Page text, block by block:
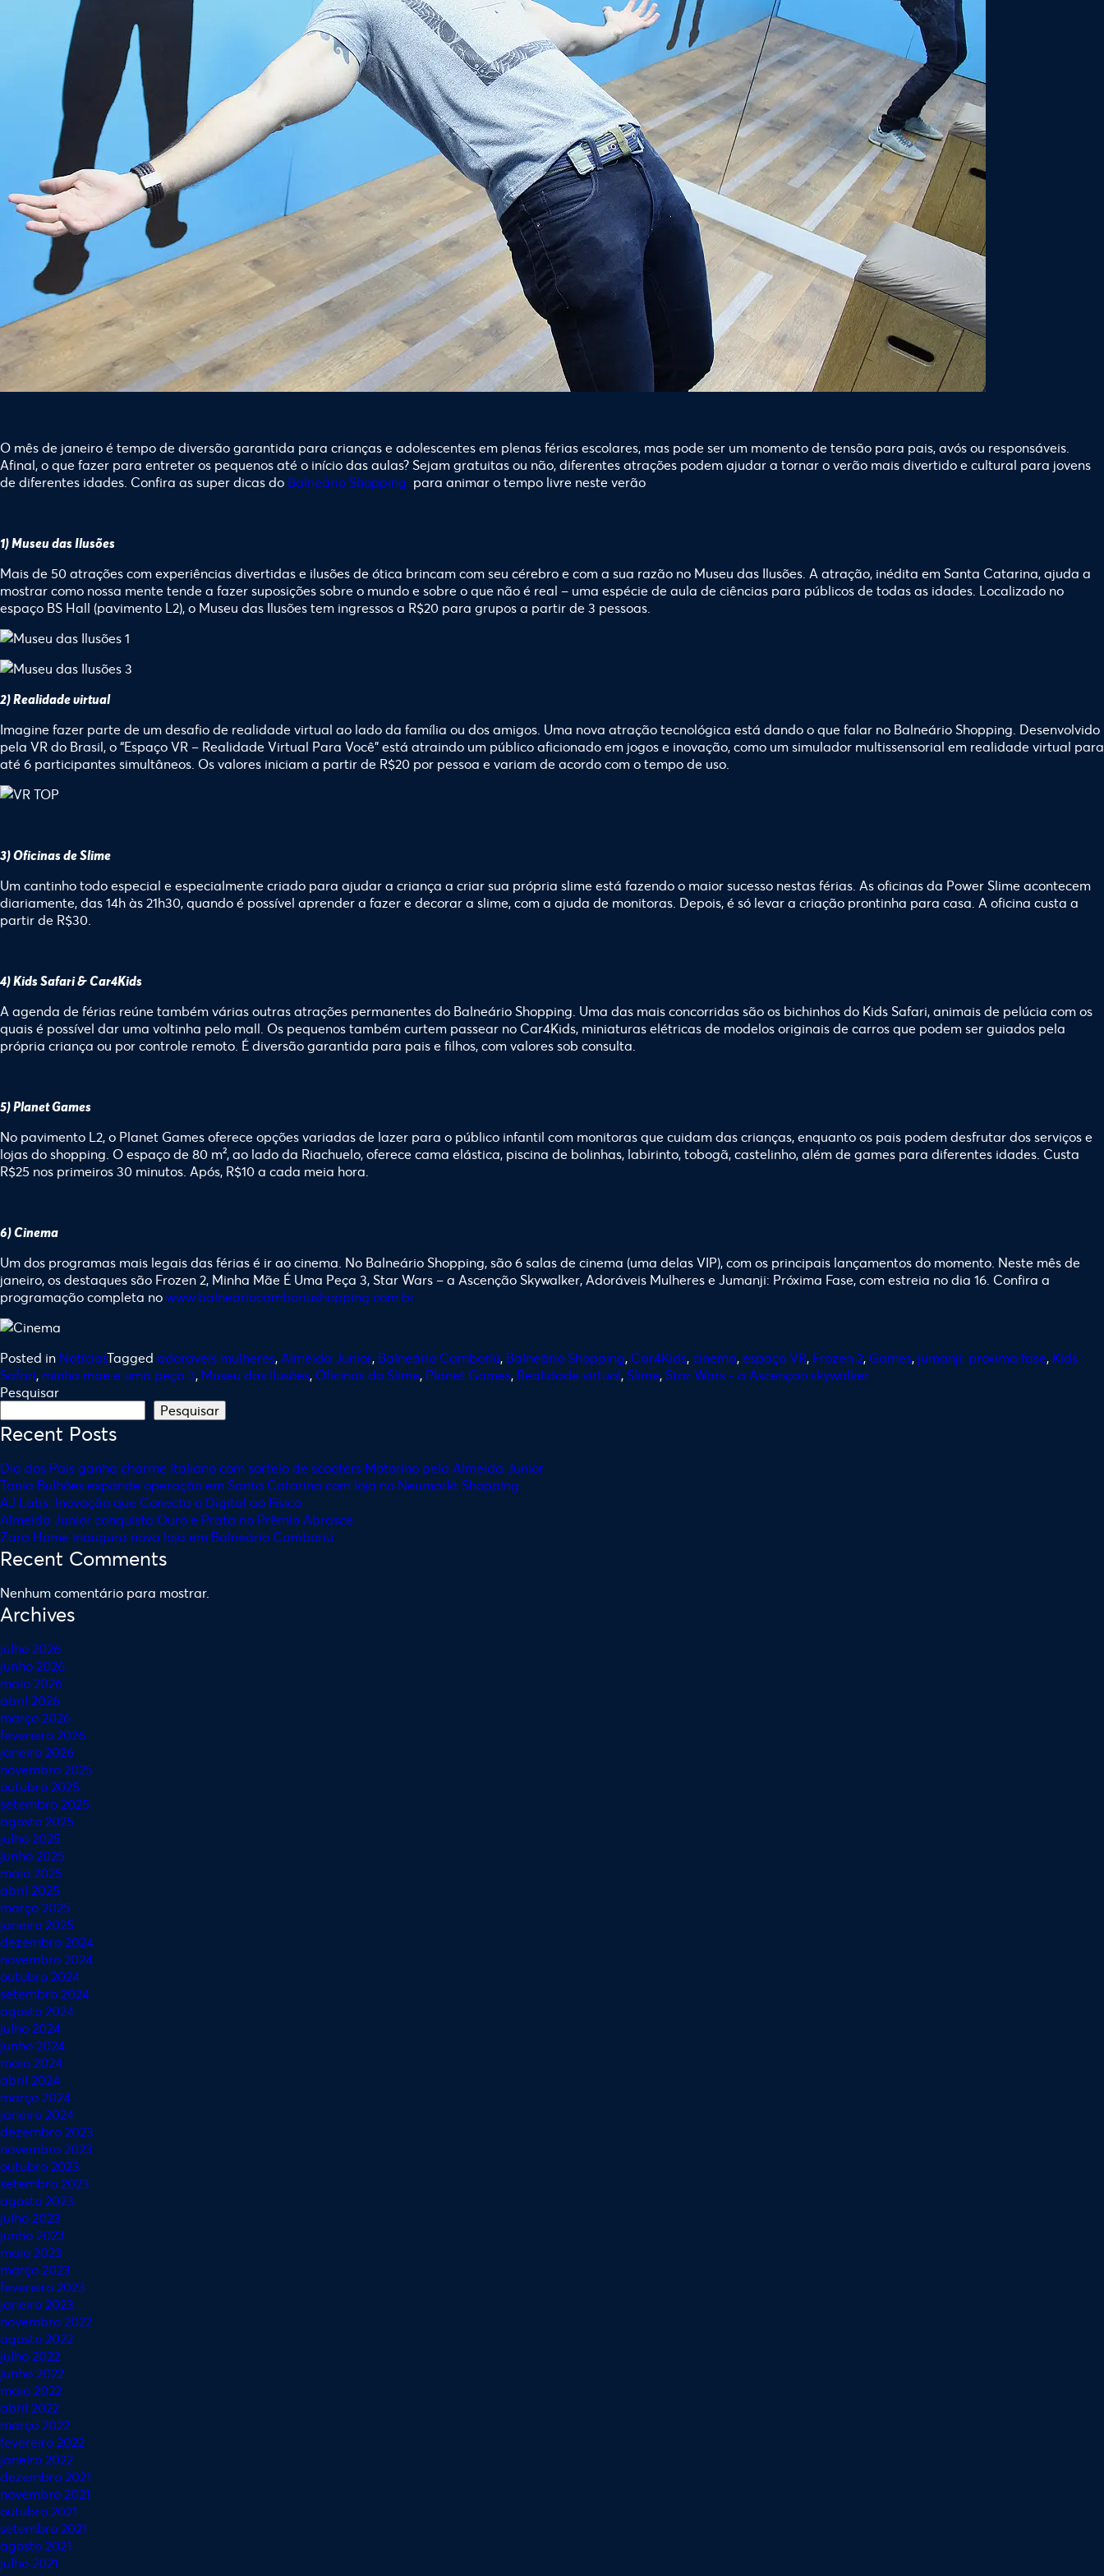
O mês de janeiro é tempo de diversão garantida para crianças e adolescentes em plenas férias escolares, mas pode ser um momento de tensão para pais, avós ou responsáveis.
Afinal, o que fazer para entreter os pequenos até o início das aulas? Sejam gratuitas ou não, diferentes atrações podem ajudar a tornar o verão mais divertido e cultural para jovens
de diferentes idades. Confira as super dicas do Balneário Shopping para animar o tempo livre neste verão
1) Museu das Ilusões
Mais de 50 atrações com experiências divertidas e ilusões de ótica brincam com seu cérebro e com a sua razão no Museu das Ilusões. A atração, inédita em Santa Catarina, ajuda a
mostrar como nossa mente tende a fazer suposições sobre o mundo e sobre o que não é real – uma espécie de aula de ciências para públicos de todas as idades. Localizado no
espaço BS Hall (pavimento L2), o Museu das Ilusões tem ingressos a R$20 para grupos a partir de 3 pessoas.
2) Realidade virtual
Imagine fazer parte de um desafio de realidade virtual ao lado da família ou dos amigos. Uma nova atração tecnológica está dando o que falar no Balneário Shopping. Desenvolvido
pela VR do Brasil, o “Espaço VR – Realidade Virtual Para Você” está atraindo um público aficionado em jogos e inovação, como um simulador multissensorial em realidade virtual para
até 6 participantes simultâneos. Os valores iniciam a partir de R$20 por pessoa e variam de acordo com o tempo de uso.
3) Oficinas de Slime
Um cantinho todo especial e especialmente criado para ajudar a criança a criar sua própria slime está fazendo o maior sucesso nestas férias. As oficinas da Power Slime acontecem
diariamente, das 14h às 21h30, quando é possível aprender a fazer e decorar a slime, com a ajuda de monitoras. Depois, é só levar a criação prontinha para casa. A oficina custa a
partir de R$30.
4) Kids Safari & Car4Kids
A agenda de férias reúne também várias outras atrações permanentes do Balneário Shopping. Uma das mais concorridas são os bichinhos do Kids Safari, animais de pelúcia com os
quais é possível dar uma voltinha pelo mall. Os pequenos também curtem passear no Car4Kids, miniaturas elétricas de modelos originais de carros que podem ser guiados pela
própria criança ou por controle remoto. É diversão garantida para pais e filhos, com valores sob consulta.
5) Planet Games
No pavimento L2, o Planet Games oferece opções variadas de lazer para o público infantil com monitoras que cuidam das crianças, enquanto os pais podem desfrutar dos serviços e
lojas do shopping. O espaço de 80 m², ao lado da Riachuelo, oferece cama elástica, piscina de bolinhas, labirinto, tobogã, castelinho, além de games para diferentes idades. Custa
R$25 nos primeiros 30 minutos. Após, R$10 a cada meia hora.
6) Cinema
Um dos programas mais legais das férias é ir ao cinema. No Balneário Shopping, são 6 salas de cinema (uma delas VIP), com os principais lançamentos do momento. Neste mês de
janeiro, os destaques são Frozen 2, Minha Mãe É Uma Peça 3, Star Wars – a Ascenção Skywalker, Adoráveis Mulheres e Jumanji: Próxima Fase, com estreia no dia 16. Confira a
programação completa nowww.balneariocamboriushopping.com.br
Posted in NotíciasTagged adoraveis mulheres, Almeida Junior, Balneário Camboriú, Balneário Shopping, Car4Kids,cinema,espaço VR, Frozen 2, Games, jumanji: proxima fase, Kids
Safari, minha mae e uma peça 3, Museu das Ilusões, Oficinas do Slime, Planet Games, Realidade virtual, Slime, Star Wars - a Ascençao skywalker
Pesquisar
Pesquisar
Recent Posts
Dia dos Pais ganha charme italiano com sorteio de scooters Motorino pela Almeida Junior
Tania Bulhões expande operação em Santa Catarina com loja no Neumarkt Shopping
AJ Labs: Inovação que Conecta o Digital ao Físico
Almeida Junior conquista Ouro e Prata no Prêmio Abrasce
Zara Home inaugura nova loja em Balneário Camboriú
Recent Comments
Nenhum comentário para mostrar.
Archives
julho 2026
junho 2026
maio 2026
abril 2026
março 2026
fevereiro 2026
janeiro 2026
novembro 2025
outubro 2025
setembro 2025
agosto 2025
julho 2025
junho 2025
maio 2025
abril 2025
março 2025
janeiro 2025
dezembro 2024
novembro 2024
outubro 2024
setembro 2024
agosto 2024
julho 2024
junho 2024
maio 2024
abril 2024
março 2024
janeiro 2024
dezembro 2023
novembro 2023
outubro 2023
setembro 2023
agosto 2023
julho 2023
junho 2023
maio 2023
março 2023
fevereiro 2023
janeiro 2023
novembro 2022
agosto 2022
julho 2022
junho 2022
maio 2022
abril 2022
março 2022
fevereiro 2022
janeiro 2022
dezembro 2021
novembro 2021
outubro 2021
setembro 2021
agosto 2021
julho 2021